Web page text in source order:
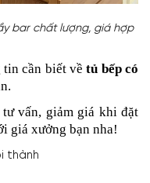
bar chất lượng, giá hợp
tin cần biết vềtủ bếp có
vấn, giảm giá khi đặt
giá xưởng bạn nha!
thành